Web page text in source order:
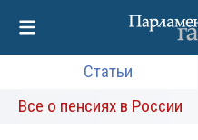
Статьи
Все о пенсиях в России